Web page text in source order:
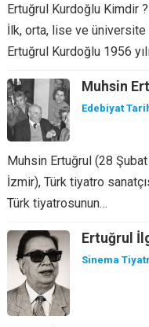
Ertuğrul Kurdoğlu Kimdir
İlk, orta, lise ve üniversite
Ertuğrul Kurdoğlu 1956
Muhsin
Edebiyat
Muhsin Ertuğrul (28
İzmir), Türk tiyatro
Türk tiyatrosunun…
Ertuğrul
Sinema